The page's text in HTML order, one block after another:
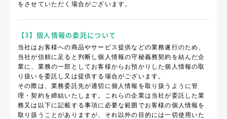
をさせていただく場合がございます。
【3】個人情報の委託について
当社はお客様への商品やサービス提供などの業務遂行のため、
当社が信頼に足ると判断し個人情報の守秘義務契約を結んだ企
業に、業務の一部としてお客様からお預かりした個人情報の取
り扱いを委託し又は提供する場合がございます。
その際は、業務委託先が適切に個人情報を取り扱うように管
理・契約を締結いたします。これらの企業は当社が委託した業
務又は以下に記載する事項に必要な範囲でお客様の個人情報を
取り扱うことがありますが、それ以外の目的には一切使用いた